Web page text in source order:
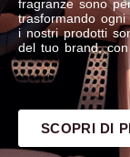
fragranze sono
trasformando
i nostri prodotti
del tuo brand,
SCOPRI DI